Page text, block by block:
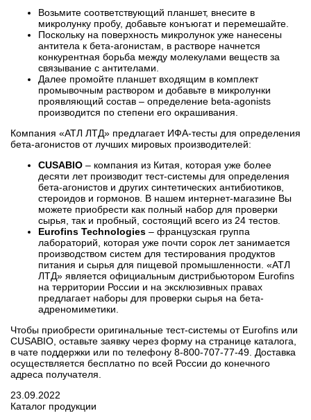
Возьмите соответствующий планшет, внесите в
микролунку пробу, добавьте конъюгат и перемешайте.
Поскольку на поверхность микролунок уже нанесены
антитела к бета-агонистам, в растворе начнется
конкурентная борьба между молекулами веществ за
связывание с антителами.
Далее промойте планшет входящим в комплект
промывочным раствором и добавьте в микролунки
проявляющий состав – определение beta-agonists
производится по степени его окрашивания.
Компания «АТЛ ЛТД» предлагает ИФА-тесты для определения
бета-агонистов от лучших мировых производителей:
CUSABIO – компания из Китая, которая уже более
десяти лет производит тест-системы для определения
бета-агонистов и других синтетических антибиотиков,
стероидов и гормонов. В нашем интернет-магазине Вы
можете приобрести как полный набор для проверки
сырья, так и пробный, состоящий всего из 24 тестов.
Eurofins Technologies – французская группа
лабораторий, которая уже почти сорок лет занимается
производством систем для тестирования продуктов
питания и сырья для пищевой промышленности. «АТЛ
ЛТД» является официальным дистрибьютором Eurofins
на территории России и на эксклюзивных правах
предлагает наборы для проверки сырья на бета-
адреномиметики.
Чтобы приобрести оригинальные тест-системы от Eurofins или
CUSABIO, оставьте заявку через форму на странице каталога,
в чате поддержки или по телефону 8-800-707-77-49. Доставка
осуществляется бесплатно по всей России до конечного
адреса получателя.
23.09.2022
Каталог продукции